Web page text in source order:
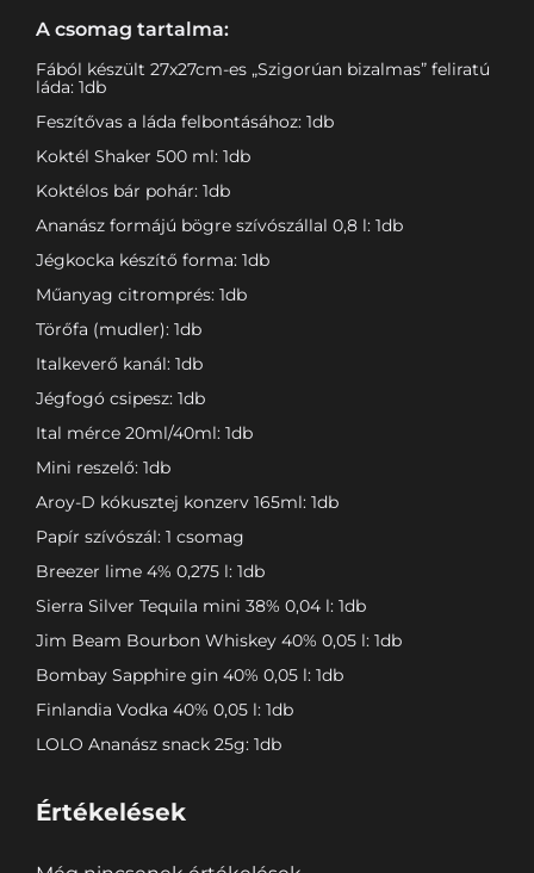
A csomag tartalma:
Fából készült 27x27cm-es „Szigorúan bizalmas” feliratú
láda: 1db
Feszítővas a láda felbontásához: 1db
Koktél Shaker 500 ml: 1db
Koktélos bár pohár: 1db
Ananász formájú bögre szívószállal 0,8 l: 1db
Jégkocka készítő forma: 1db
Műanyag citromprés: 1db
Törőfa (mudler): 1db
Italkeverő kanál: 1db
Jégfogó csipesz: 1db
Ital mérce 20ml/40ml: 1db
Mini reszelő: 1db
Aroy-D kókusztej konzerv 165ml: 1db
Papír szívószál: 1 csomag
Breezer lime 4% 0,275 l: 1db
Sierra Silver Tequila mini 38% 0,04 l: 1db
Jim Beam Bourbon Whiskey 40% 0,05 l: 1db
Bombay Sapphire gin 40% 0,05 l: 1db
Finlandia Vodka 40% 0,05 l: 1db
LOLO Ananász snack 25g: 1db
Értékelések